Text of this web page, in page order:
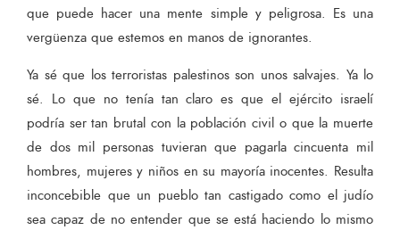
que puede hacer una mente simple y peligrosa. Es una
vergüenza que estemos en manos de ignorantes.
Ya sé que los terroristas palestinos son unos salvajes. Ya lo
sé. Lo que no tenía tan claro es que el ejército israelí
podría ser tan brutal con la población civil o que la muerte
de dos mil personas tuvieran que pagarla cincuenta mil
hombres, mujeres y niños en su mayoría inocentes. Resulta
inconcebible que un pueblo tan castigado como el judío
sea capaz de no entender que se está haciendo lo mismo